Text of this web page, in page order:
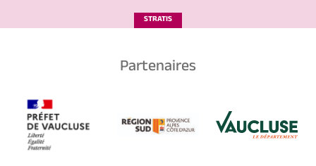
STRATIS
Partenaires